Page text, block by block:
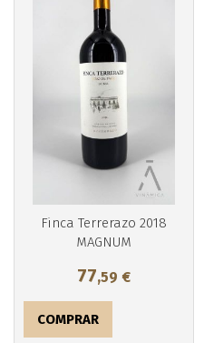
Finca Terrerazo 2018
MAGNUM
77,59 €
COMPRAR